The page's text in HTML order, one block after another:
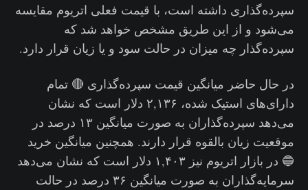
سپرده‌گذاری داشته است، با قیمت فعلی اتریوم مقایسه
می‌شود و از این طریق مشخص خواهد شد که
سپرده‌گذار چه میزان در حالت سود و یا زیان قرار دارد.
در حال حاضر میانگین قیمت سپرده‌گذاری 🔴 تمام
دارای‌های استیک شده، ۲,۱۳۶ دلار است که نشان
می‌دهد سپرده‌گذاران به صورت میانگین ۱۳ درصد در
موقعیت زیان بالقوه قرار دارند. همچنین میانگین خرید
🔵 در بازار اتریوم نیز ۱,۴۰۳ دلار است که نشان می‌دهد
سرمایه‌گذاران به صورت میانگین ۳۶ درصد در حالت